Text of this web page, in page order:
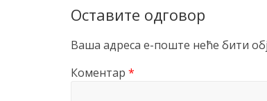
Оставите одговор
Ваша адреса е-поште неће бити
Коментар *